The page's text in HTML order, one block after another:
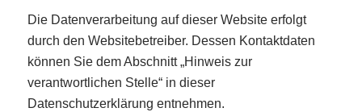
Die Datenverarbeitung auf dieser Website erfolgt
durch den Websitebetreiber. Dessen Kontaktdaten
können Sie dem Abschnitt „Hinweis zur
verantwortlichen Stelle“ in dieser
Datenschutzerklärung entnehmen.